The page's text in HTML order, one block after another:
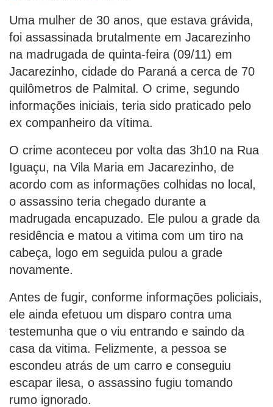
Uma mulher de 30 anos, que estava grávida,
foi assassinada brutalmente em Jacarezinho
na madrugada de quinta-feira (09/11) em
Jacarezinho, cidade do Paraná a cerca de 70
quilômetros de Palmital. O crime, segundo
informações iniciais, teria sido praticado pelo
ex companheiro da vítima.
O crime aconteceu por volta das 3h10 na Rua
Iguaçu, na Vila Maria em Jacarezinho, de
acordo com as informações colhidas no local,
o assassino teria chegado durante a
madrugada encapuzado. Ele pulou a grade da
residência e matou a vitima com um tiro na
cabeça, logo em seguida pulou a grade
novamente.
Antes de fugir, conforme informações policiais,
ele ainda efetuou um disparo contra uma
testemunha que o viu entrando e saindo da
casa da vitima. Felizmente, a pessoa se
escondeu atrás de um carro e conseguiu
escapar ilesa, o assassino fugiu tomando
rumo ignorado.